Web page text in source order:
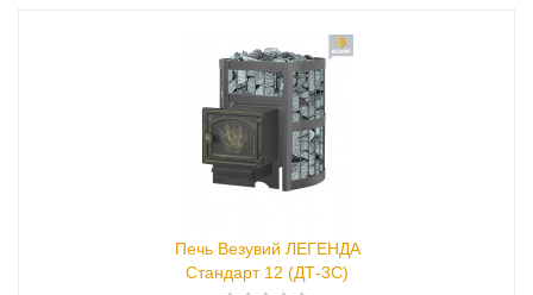
Печь Везувий ЛЕГЕНДА
Стандарт 12 (ДТ-3С)